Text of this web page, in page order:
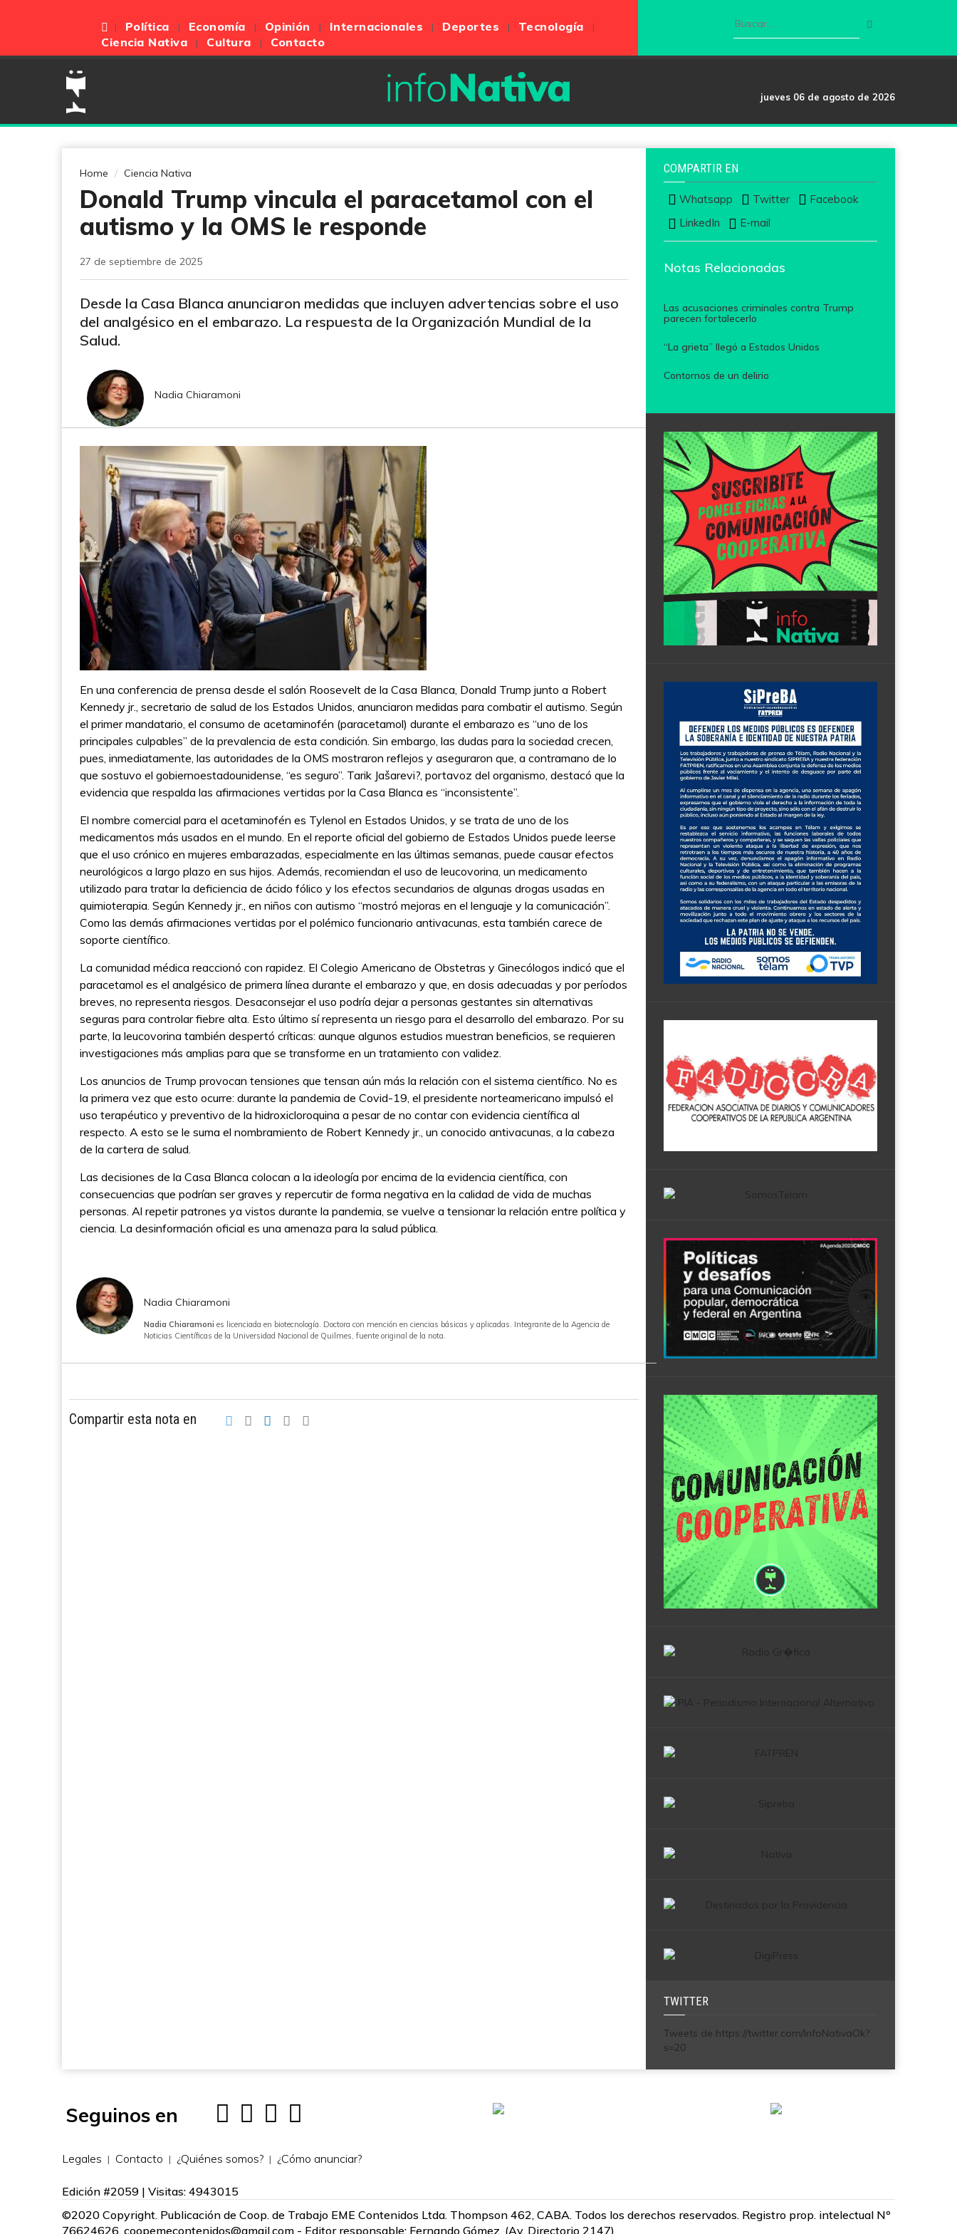
Política Economía Opinión Internacionales Deportes
Tecnología
Ciencia Nativa
Cultura Contacto
jueves 06 de agosto de 2026
Home Ciencia Nativa
Donald Trump vincula el paracetamol con el
autismo y la OMS le responde
27 de septiembre de 2025
Desde la Casa Blanca anunciaron medidas que incluyen advertencias sobre el uso
del analgésico en el embarazo. La respuesta de la Organización Mundial de la
Salud.
Nadia Chiaramoni
En una conferencia de prensa desde el salón Roosevelt de la Casa Blanca, Donald Trump junto a Robert
Kennedy jr., secretario de salud de los Estados Unidos, anunciaron medidas para combatir el autismo. Según
el primer mandatario, el consumo de acetaminofén (paracetamol) durante el embarazo es “uno de los
principales culpables” de la prevalencia de esta condición. Sin embargo, las dudas para la sociedad crecen,
pues, inmediatamente, las autoridades de la OMS mostraron reflejos y aseguraron que, a contramano de lo
que sostuvo el gobiernoestadounidense, “es seguro”. Tarik Jašarevi?, portavoz del organismo, destacó que la
evidencia que respalda las afirmaciones vertidas por la Casa Blanca es “inconsistente”.
El nombre comercial para el acetaminofén es Tylenol en Estados Unidos, y se trata de uno de los
medicamentos más usados en el mundo. En el reporte oficial del gobierno de Estados Unidos puede leerse
que el uso crónico en mujeres embarazadas, especialmente en las últimas semanas, puede causar efectos
neurológicos a largo plazo en sus hijos. Además, recomiendan el uso de leucovorina, un medicamento
utilizado para tratar la deficiencia de ácido fólico y los efectos secundarios de algunas drogas usadas en
quimioterapia. Según Kennedy jr., en niños con autismo “mostró mejoras en el lenguaje y la comunicación”.
Como las demás afirmaciones vertidas por el polémico funcionario antivacunas, esta también carece de
soporte científico.
La comunidad médica reaccionó con rapidez. El Colegio Americano de Obstetras y Ginecólogos indicó que el
paracetamol es el analgésico de primera línea durante el embarazo y que, en dosis adecuadas y por períodos
breves, no representa riesgos. Desaconsejar el uso podría dejar a personas gestantes sin alternativas
seguras para controlar fiebre alta. Esto último sí representa un riesgo para el desarrollo del embarazo. Por su
parte, la leucovorina también despertó críticas: aunque algunos estudios muestran beneficios, se requieren
investigaciones más amplias para que se transforme en un tratamiento con validez.
Los anuncios de Trump provocan tensiones que tensan aún más la relación con el sistema científico. No es
la primera vez que esto ocurre: durante la pandemia de Covid-19, el presidente norteamericano impulsó el
uso terapéutico y preventivo de la hidroxicloroquina a pesar de no contar con evidencia científica al
respecto. A esto se le suma el nombramiento de Robert Kennedy jr., un conocido antivacunas, a la cabeza
de la cartera de salud.
Las decisiones de la Casa Blanca colocan a la ideología por encima de la evidencia científica, con
consecuencias que podrían ser graves y repercutir de forma negativa en la calidad de vida de muchas
personas. Al repetir patrones ya vistos durante la pandemia, se vuelve a tensionar la relación entre política y
ciencia. La desinformación oficial es una amenaza para la salud pública.
Nadia Chiaramoni
Nadia Chiaramoni es licenciada en biotecnología. Doctora con mención en ciencias básicas y aplicadas. Integrante de la Agencia de
Noticias Científicas de la Universidad Nacional de Quilmes, fuente original de la nota.
Compartir esta nota en
COMPARTIR EN
Whatsapp Twitter
Facebook
LinkedIn
E-mail
Notas Relacionadas
Las acusaciones criminales contra Trump
parecen fortalecerlo
“La grieta” llegó a Estados Unidos
Contornos de un delirio
TWITTER
Tweets de https://twitter.com/InfoNativaOk?
s=20
Seguinos en
Legales Contacto ¿Quiénes somos? ¿Cómo anunciar?
Edición #2059 | Visitas: 4943015
©2020 Copyright. Publicación de Coop. de Trabajo EME Contenidos Ltda. Thompson 462, CABA. Todos los derechos reservados. Registro prop. intelectual Nº
76624626. coopemecontenidos@gmail.com - Editor responsable: Fernando Gómez. (Av. Directorio 2147)